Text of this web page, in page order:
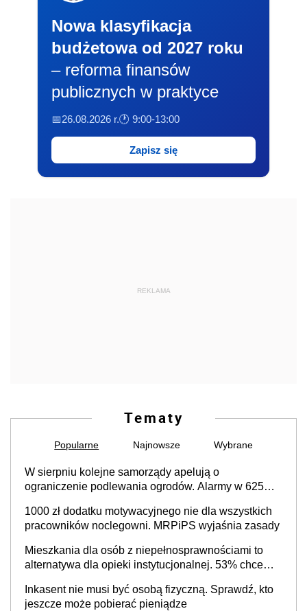
Nowa klasyfikacja
budżetowa od 2027 roku
– reforma finansów
publicznych w praktyce
📅26.08.2026 r.🕐 9:00-13:00
Zapisz się
REKLAMA
Tematy
Popularne Najnowsze Wybrane
W sierpniu kolejne samorządy apelują o
ograniczenie podlewania ogrodów. Alarmy w 625
cały kraj
1000 zł dodatku motywacyjnego nie dla wszystkich
pracowników noclegowni. MRPiPS wyjaśnia zasady
Mieszkania dla osób z niepełnosprawnościami to
alternatywa dla opieki instytucjonalnej. 53% chce
Inkasent nie musi być osobą fizyczną. Sprawdź, kto
jeszcze może pobierać pieniądze